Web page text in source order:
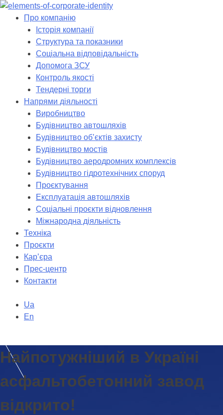
Skip
Про компанію
Історія компанії
Структура та показники
Соціальна відповідальність
Допомога ЗСУ
Контроль якості
Тендерні торги
Напрями діяльності
Виробництво
Будівництво автошляхів
Будівництво обʼєктів захисту
Будівництво мостів
Будівництво аеродромних комплексів
Будівництво гідротехнічних споруд
Проєктування
Експлуатація автошляхів
Соціальні проєкти відновлення
Міжнародна діяльність
Техніка
Проєкти
Кар’єра
Прес-центр
Контакти
Ua
En
Найпотужніший в Україні
асфальтобетонний завод
відкрито!